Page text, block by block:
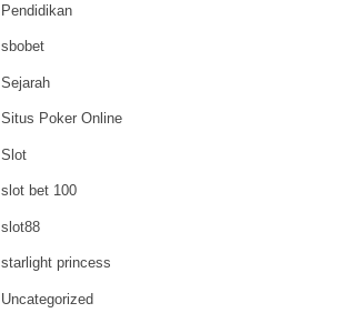
Pendidikan
sbobet
Sejarah
Situs Poker Online
Slot
slot bet 100
slot88
starlight princess
Uncategorized